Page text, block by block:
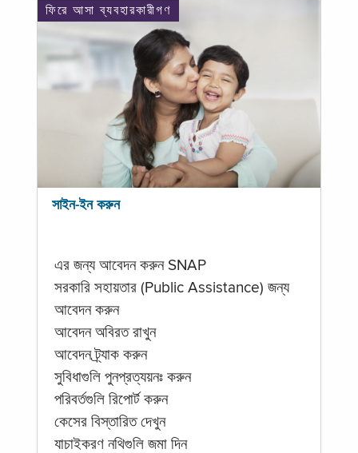
ফিরে আসা ব্যবহারকারীগণ
সাইন-ইন করুন
এর জন্য আবেদন করুন SNAP
সরকারি সহায়তার (Public Assistance) জন্য
আবেদন করুন
আবেদন অবিরত রাখুন
আবেদন ট্র্যাক করুন
সুবিধাগুলি পুনপ্রত্যয়নঃ করুন
পরিবর্তগুলি রিপোর্ট করুন
কেসের বিস্তারিত দেখুন
যাচাইকরণ নথিগুলি জমা দিন